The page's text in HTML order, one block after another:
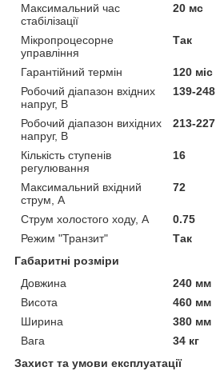
Максимальний час
стабілізації
20 мс
Мікропроцесорне
управління
Так
Гарантійний термін
120 міс
Робочий діапазон вхідних
напруг, В
139-248
Робочий діапазон вихідних
напруг, В
213-227
Кількість ступенів
регулювання
16
Максимальний вхідний
струм, А
72
Струм холостого ходу, А
0.75
Режим "Транзит"
Так
Габаритні розміри
Довжина
240 мм
Висота
460 мм
Ширина
380 мм
Вага
34 кг
Захист та умови експлуатації